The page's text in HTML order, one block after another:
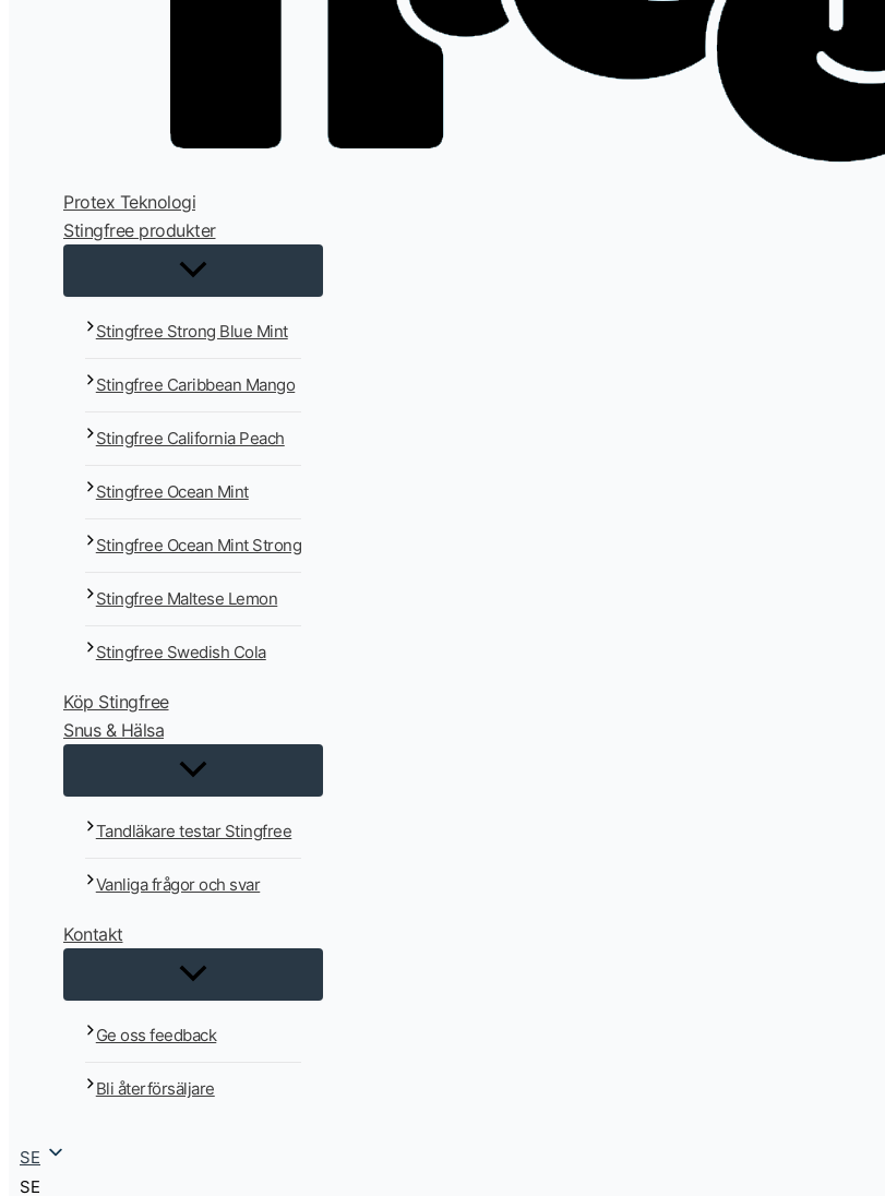
Protex Teknologi
Stingfree produkter
Stingfree Strong Blue Mint
Stingfree Caribbean Mango
Stingfree California Peach
Stingfree Ocean Mint
Stingfree Ocean Mint Strong
Stingfree Maltese Lemon
Stingfree Swedish Cola
Köp Stingfree
Snus & Hälsa
Tandläkare testar Stingfree
Vanliga frågor och svar
Kontakt
Ge oss feedback
Bli återförsäljare
SE
SE